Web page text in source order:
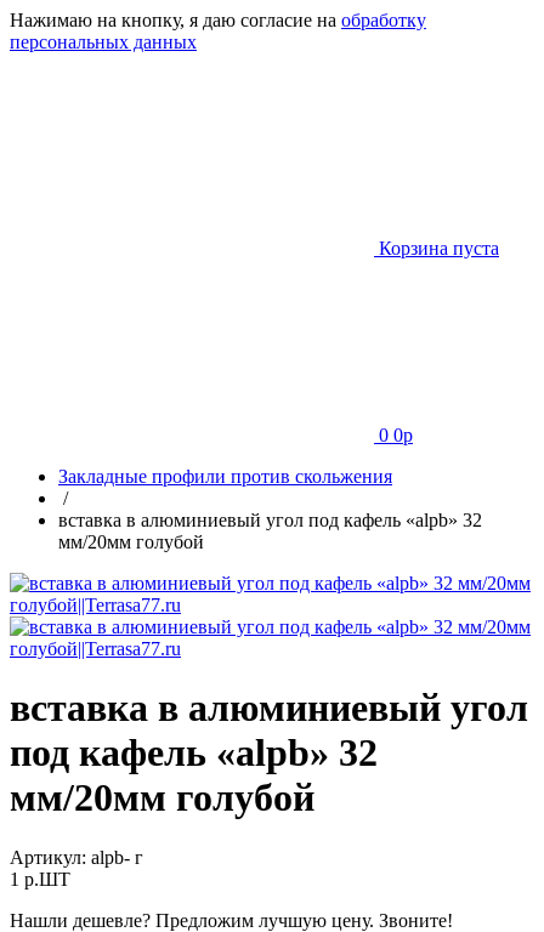
Нажимаю на кнопку, я даю согласие на обработку
персональных данных
Корзина пуста
0 0p
Закладные профили против скольжения
/
вставка в алюминиевый угол под кафель «alpb» 32
мм/20мм голубой
вставка в алюминиевый угол
под кафель «alpb» 32
мм/20мм голубой
Артикул: alpb- г
1 p.ШТ
Нашли дешевле? Предложим лучшую цену. Звоните!